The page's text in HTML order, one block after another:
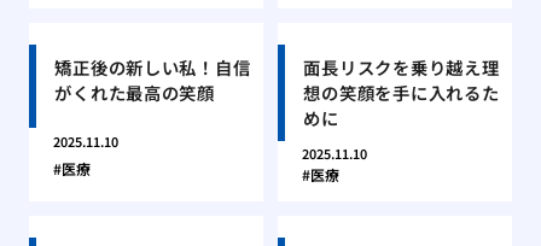
矯正後の新しい私！自信
がくれた最高の笑顔
2025.11.10
医療
面長リスクを乗り越え理
想の笑顔を手に入れるた
めに
2025.11.10
医療